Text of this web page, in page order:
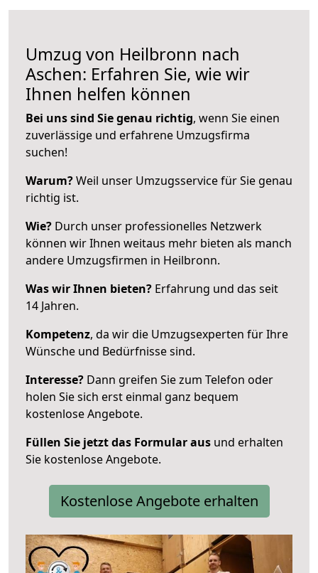
Umzug von Heilbronn nach
Aschen: Erfahren Sie, wie wir
Ihnen helfen können
Bei uns sind Sie genau richtig, wenn Sie einen
zuverlässige und erfahrene Umzugsfirma
suchen!
Warum?Weil unser Umzugsservice für Sie genau
richtig ist.
Wie? Durch unser professionelles Netzwerk
können wir Ihnen weitaus mehr bieten als manch
andere Umzugsfirmen in Heilbronn.
Was wir Ihnen bieten? Erfahrung und das seit
14 Jahren.
Kompetenz, da wir die Umzugsexperten für Ihre
Wünsche und Bedürfnisse sind.
Interesse? Dann greifen Sie zum Telefon oder
holen Sie sich erst einmal ganz bequem
kostenlose Angebote.
Füllen Sie jetzt das Formular aus und erhalten
Sie kostenlose Angebote.
Kostenlose Angebote erhalten